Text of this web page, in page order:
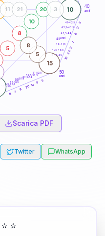
40
anni
50
anni
41-42,5
42,5-43,5
43,5-44
46-47,5
47,5-48,5
48,5-49
51-52,5
52,5-53,5
53,5-54
56-57,5
57,5-58,5
58,5-59
9
17
6
7
11
22
10
5
8
10
20
9
7
12
10
15
5
8
10
20 3
11 21
5
8
45anni
55anni
Scarica PDF
Twitter WhatsApp
⭐ ⭐